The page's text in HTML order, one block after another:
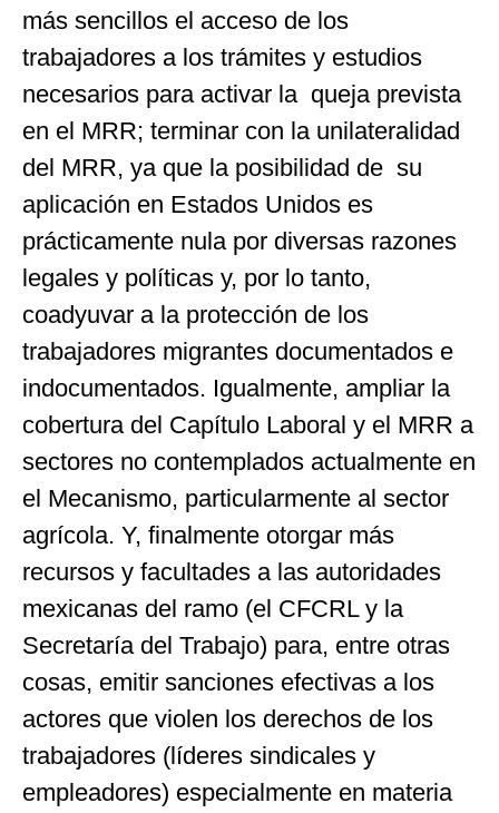
más sencillos el acceso de los
trabajadores a los trámites y estudios
necesarios para activar la queja prevista
en el MRR; terminar con la unilateralidad
del MRR, ya que la posibilidad de su
aplicación en Estados Unidos es
prácticamente nula por diversas razones
legales y políticas y, por lo tanto,
coadyuvar a la protección de los
trabajadores migrantes documentados e
indocumentados. Igualmente, ampliar la
cobertura del Capítulo Laboral y el MRR a
sectores no contemplados actualmente en
el Mecanismo, particularmente al sector
agrícola. Y, finalmente otorgar más
recursos y facultades a las autoridades
mexicanas del ramo (el CFCRL y la
Secretaría del Trabajo) para, entre otras
cosas, emitir sanciones efectivas a los
actores que violen los derechos de los
trabajadores (líderes sindicales y
empleadores) especialmente en materia